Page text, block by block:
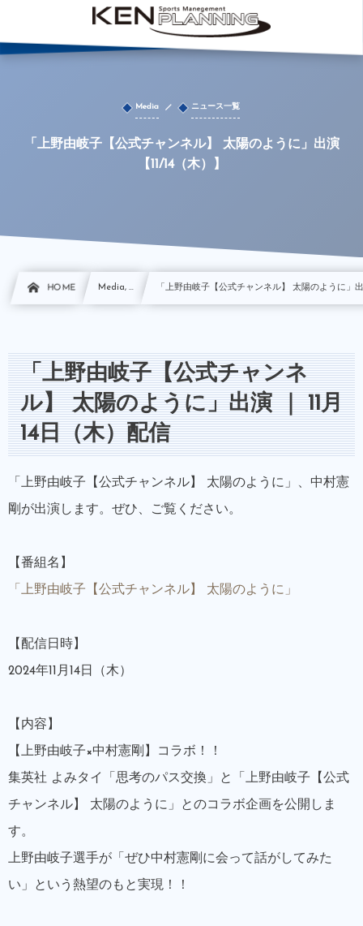
Media ニュース一覧
「上野由岐子【公式チャンネル】 太陽のように」出演
【11/14（木）】
HOME Media, … 「上野由岐子【公式チャンネル】 太陽のように」出
「上野由岐子【公式チャンネ
ル】 太陽のように」出演 ｜ 11月
14日（木）配信
「上野由岐子【公式チャンネル】 太陽のように」、中村憲
剛が出演します。ぜひ、ご覧ください。
【番組名】
「上野由岐子【公式チャンネル】 太陽のように」
【配信日時】
2024年11月14日（木）
【内容】
【上野由岐子×中村憲剛】コラボ！！
集英社 よみタイ「思考のパス交換」と「上野由岐子【公式
チャンネル】 太陽のように」とのコラボ企画を公開しま
す。
上野由岐子選手が「ぜひ中村憲剛に会って話がしてみた
い」という熱望のもと実現！！